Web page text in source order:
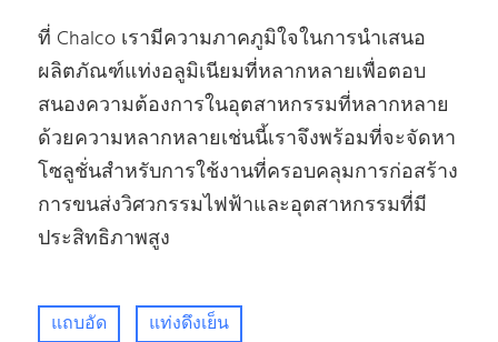
ที่ Chalco เรามีความภาคภูมิใจในการนําเสนอ
ผลิตภัณฑ์แท่งอลูมิเนียมที่หลากหลายเพื่อตอบ
สนองความต้องการในอุตสาหกรรมที่หลากหลาย
ด้วยความหลากหลายเช่นนี้เราจึงพร้อมที่จะจัดหา
โซลูชั่นสําหรับการใช้งานที่ครอบคลุมการก่อสร้าง
การขนส่งวิศวกรรมไฟฟ้าและอุตสาหกรรมที่มี
ประสิทธิภาพสูง
แถบอัด
แท่งดึงเย็น